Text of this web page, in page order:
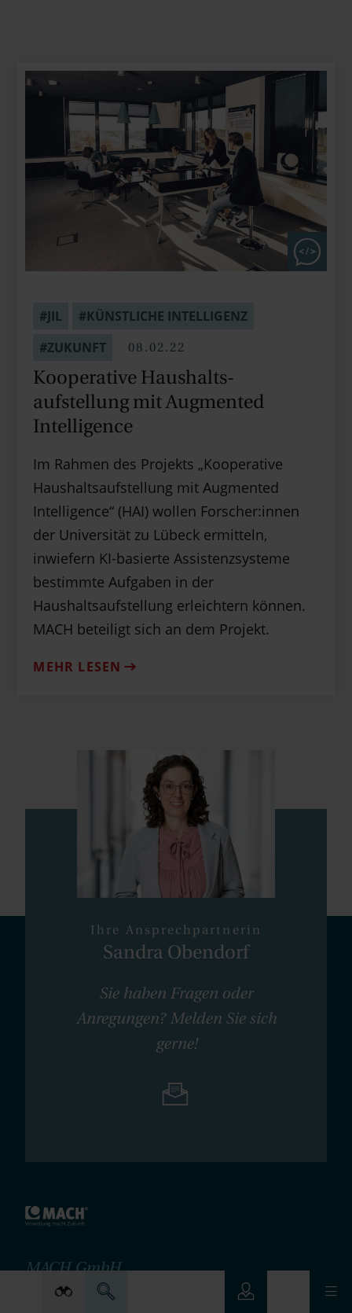
#JIL
#KÜNSTLICHE INTELLIGENZ
#ZUKUNFT
08.02.22
Kooperative Haus­halts­
aufstellung mit Aug­mented
Intelligence
Im Rahmen des Projekts „Kooperative
Haushaltsaufstellung mit Augmented
Intelligence“ (HAI) wollen Forscher:innen
der Universität zu Lübeck ermitteln,
inwiefern KI-basierte Assistenzsysteme
bestimmte Aufgaben in der
Haushaltsaufstellung erleichtern können.
MACH beteiligt sich an dem Projekt.
MEHR LESEN
Ihre Ansprechpartnerin
Sandra Obendorf
Sie haben Fragen oder
Anregungen? Melden Sie sich
gerne!
MACH GmbH
(Hauptsitz)